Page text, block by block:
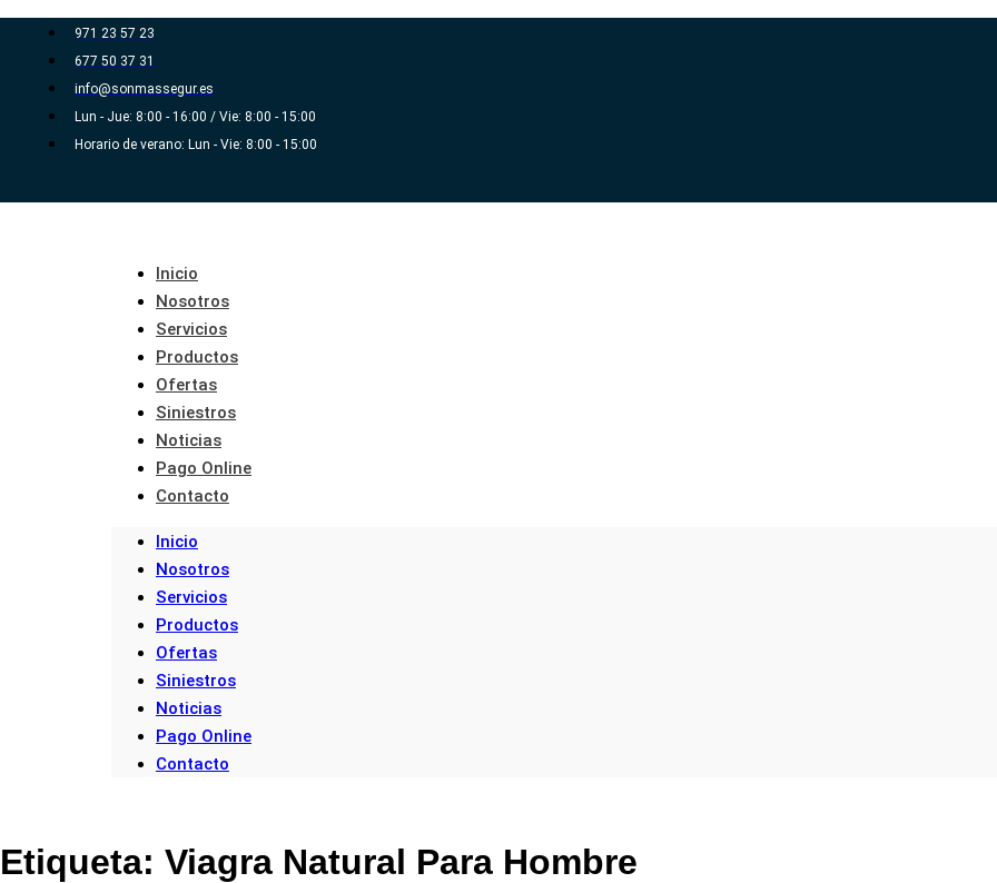
Ir
contenido
971 23 57 23
677 50 37 31
info@sonmassegur.es
Lun - Jue: 8:00 - 16:00 / Vie: 8:00 - 15:00
Horario de verano: Lun - Vie: 8:00 - 15:00
Inicio
Nosotros
Servicios
Productos
Ofertas
Siniestros
Noticias
Pago Online
Contacto
Inicio
Nosotros
Servicios
Productos
Ofertas
Siniestros
Noticias
Pago Online
Contacto
Etiqueta: Viagra Natural Para Hombre